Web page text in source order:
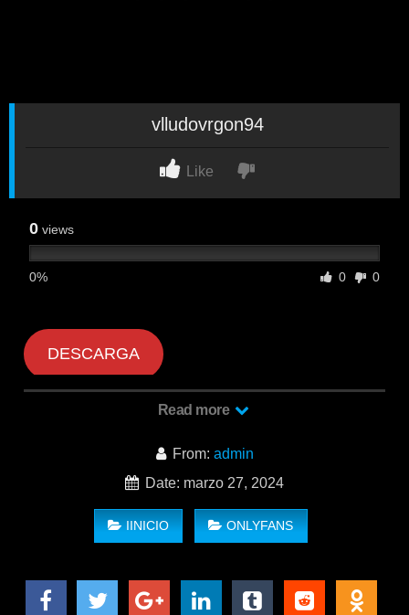
vlludovrgon94
Like
0 views
0% 0 0
DESCARGA
Read more
From: admin
Date: marzo 27, 2024
IINICIO ONLYFANS